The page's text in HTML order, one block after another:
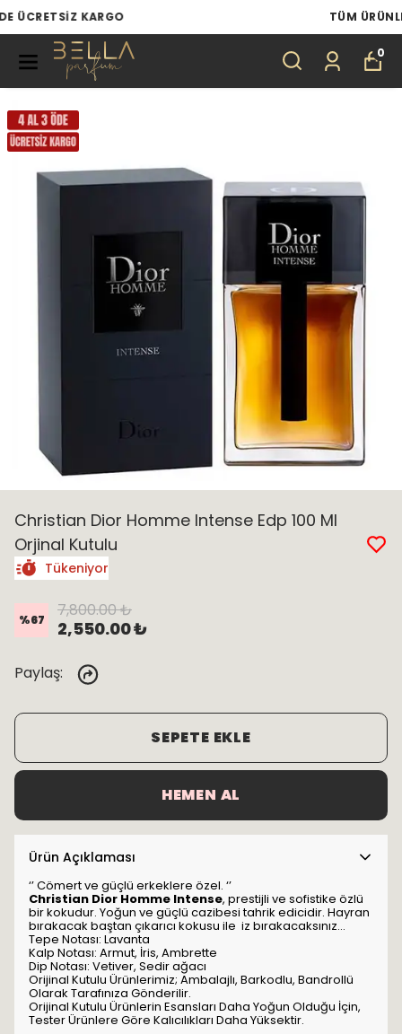
TÜM ÜRÜNLERDE 4 AL 3 ÖDE
0
Christian Dior Homme Intense Edp 100 Ml
Orjinal Kutulu
Tükeniyor
%67 7,800.00 ₺
2,550.00 ₺
Paylaş:
SEPETE EKLE
HEMEN AL
Ürün Açıklaması
‘’ Cömert ve güçlü erkeklere özel. ‘’
Christian Dior Homme Intense, prestijli ve sofistike özlü
bir kokudur. Yoğun ve güçlü cazibesi tahrik edicidir. Hayran
bırakacak baştan çıkarıcı kokusu ile iz bırakacaksınız...
Tepe Notası: Lavanta
Kalp Notası: Armut, İris, Ambrette
Dip Notası: Vetiver, Sedir ağacı
Orijinal Kutulu Ürünlerimiz; Ambalajlı, Barkodlu, Bandrollü
Olarak Tarafınıza Gönderilir.
Orijinal Kutulu Ürünlerin Esansları Daha Yoğun Olduğu İçin,
Tester Ürünlere Göre Kalıcılıkları Daha Yüksektir.